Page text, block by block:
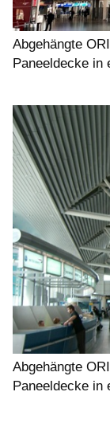
Abgehängte
Paneeldecke in
Abgehängte
Paneeldecke in